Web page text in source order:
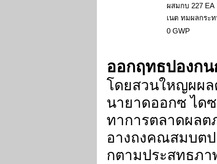
ผสมกบ 227 EA
เนต ทมผลกระ
0 GWP
ออกฤทธปองก
โดยสวนใหญผผ
นายาดออกซ ได
ทาการตลาดผล
อางถงคณสมบต
กตามประสทธภ